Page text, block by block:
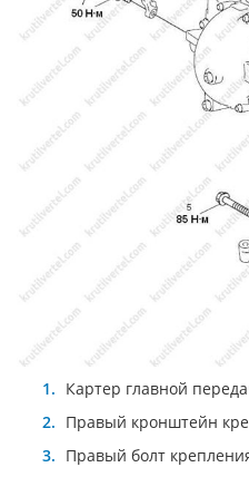
Картер главной
Правый кронштейн
Правый болт